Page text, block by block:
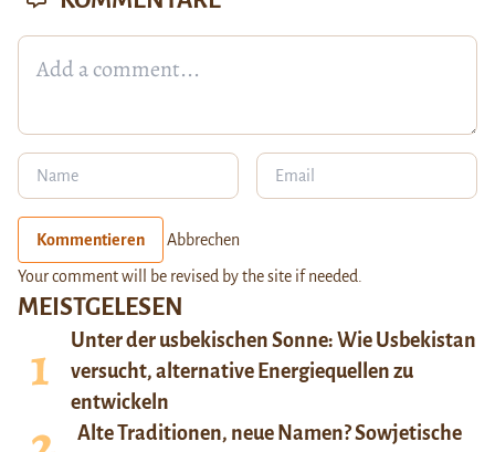
MEISTGELESEN
Unter der usbekischen Sonne: Wie Usbekistan
versucht, alternative Energiequellen zu
entwickeln
Alte Traditionen, neue Namen? Sowjetische
Kommentieren Abbrechen
Your comment will be revised by the site if needed.